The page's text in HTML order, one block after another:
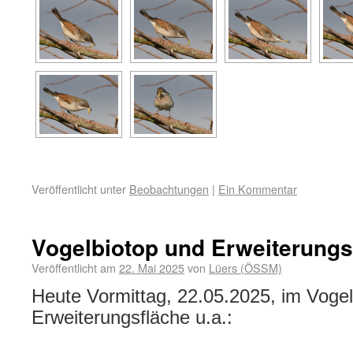
Veröffentlicht unter Beobachtungen | Ein Kommentar
Vogelbiotop und
Veröffentlicht am 22. Mai 2025von Lüers (ÖSSM)
Heute Vormittag, 22.05.2025, im
Erweiterungsfläche u.a.: